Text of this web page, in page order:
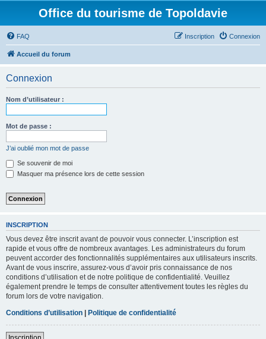
Office du tourisme de Topoldavie
FAQ Connexion
Inscription
Accueil du forum
Connexion
Nom d’utilisateur :
Mot de passe :
J’ai oublié mon mot de passe
Se souvenir de moi
Masquer ma présence lors de cette session
INSCRIPTION
Vous devez être inscrit avant de pouvoir vous connecter. L’inscription est
rapide et vous offre de nombreux avantages. Les administrateurs du forum
peuvent accorder des fonctionnalités supplémentaires aux utilisateurs inscrits.
Avant de vous inscrire, assurez-vous d’avoir pris connaissance de nos
conditions d’utilisation et de notre politique de confidentialité. Veuillez
également prendre le temps de consulter attentivement toutes les règles du
forum lors de votre navigation.
Conditions d’utilisation | Politique de confidentialité